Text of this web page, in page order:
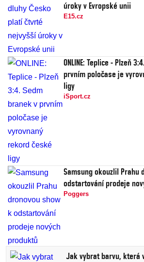
úroky v Evropské unii
E15.cz
ONLINE: Teplice - Plzeň
prvním poločase je
ligy
iSport.cz
Samsung okouzlil Prahu
odstartování prodeje
Poggers
Jak vybrat barvu, která